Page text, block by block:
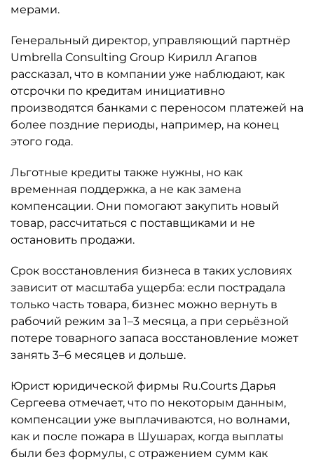
мерами.
Генеральный директор, управляющий партнёр
Umbrella Consulting Group Кирилл Агапов
рассказал, что в компании уже наблюдают, как
отсрочки по кредитам инициативно
производятся банками с переносом платежей на
более поздние периоды, например, на конец
этого года.
Льготные кредиты также нужны, но как
временная поддержка, а не как замена
компенсации. Они помогают закупить новый
товар, рассчитаться с поставщиками и не
остановить продажи.
Срок восстановления бизнеса в таких условиях
зависит от масштаба ущерба: если пострадала
только часть товара, бизнес можно вернуть в
рабочий режим за 1–3 месяца, а при серьёзной
потере товарного запаса восстановление может
занять 3–6 месяцев и дольше.
Юрист юридической фирмы Ru.Courts Дарья
Сергеева отмечает, что по некоторым данным,
компенсации уже выплачиваются, но волнами,
как и после пожара в Шушарах, когда выплаты
были без формулы, с отражением сумм как